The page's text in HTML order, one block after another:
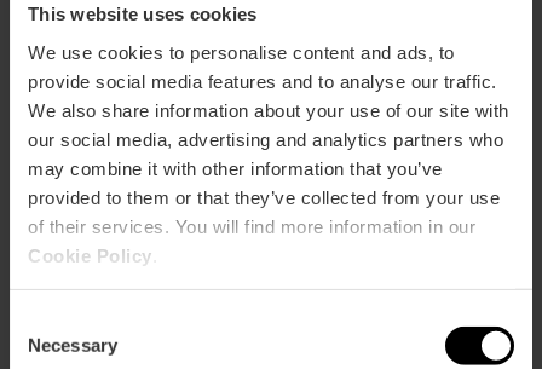
This website uses cookies
We use cookies to personalise content and ads, to
provide social media features and to analyse our traffic.
We also share information about your use of our site with
our social media, advertising and analytics partners who
may combine it with other information that you’ve
provided to them or that they’ve collected from your use
of their services. You will find more information in our
Cookie Policy
Selection
Necessary
Welzijn en ontspanning in
València: een pauze voor lichaam
en ziel
Valencia nodigt uit tot zelfzorg met exclusieve spa's
en natuurlijke behandelingen. Geniet van massages
en thermale circuits in een unieke omgeving,
ontworpen om lichaam en geest te vernieuwen.